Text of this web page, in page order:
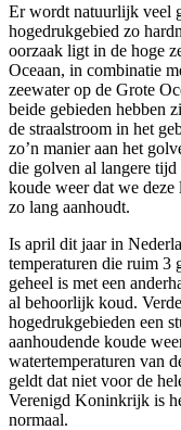
Er wordt natuurlijk veel
hogedrukgebied zo
oorzaak ligt in de hoge
Oceaan, in combinatie
zeewater op de Grote
beide gebieden hebben
de straalstroom in het
zo’n manier aan het
die golven al langere
koude weer dat we deze
zo lang aanhoudt.
Is april dit jaar in
temperaturen die ruim 3
geheel is met een
al behoorlijk koud.
hogedrukgebieden een
aanhoudende koude
watertemperaturen van
geldt dat niet voor de
Verenigd Koninkrijk is
normaal.